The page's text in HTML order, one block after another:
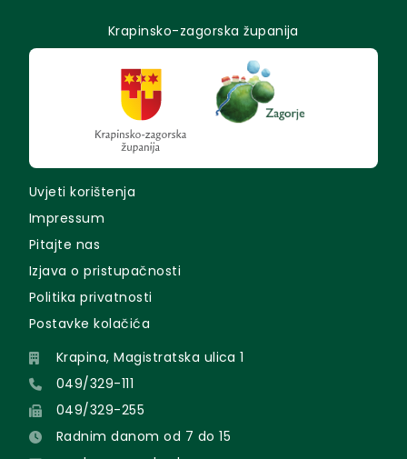
Krapinsko-zagorska županija
Uvjeti korištenja
Impressum
Pitajte nas
Izjava o pristupačnosti
Politika privatnosti
Postavke kolačića
Krapina, Magistratska ulica 1
049/329-111
049/329-255
Radnim danom od 7 do 15